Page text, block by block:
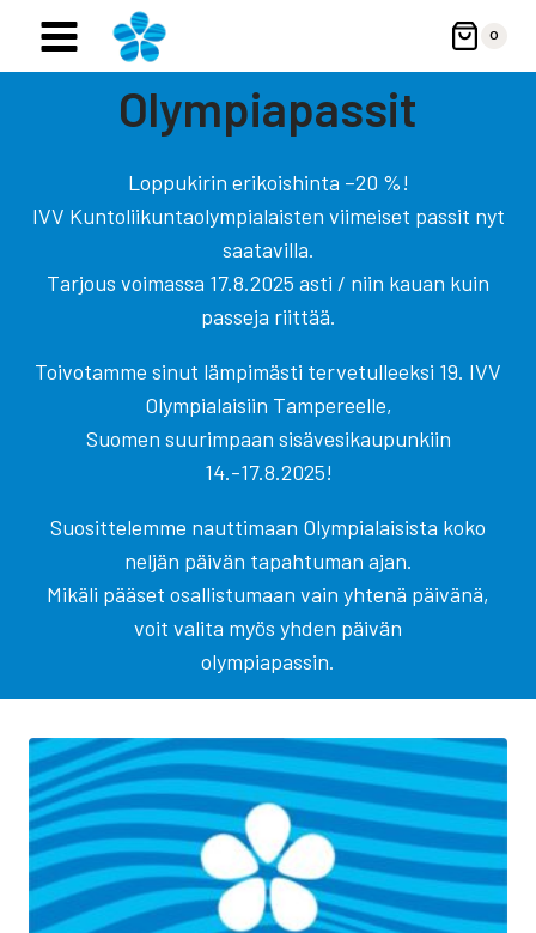
Siirry
sisältöön
0
Olympiapassit
Loppukirin erikoishinta –20 %!
IVV Kuntoliikuntaolympialaisten viimeiset passit nyt
saatavilla.
Tarjous voimassa 17.8.2025 asti / niin kauan kuin
passeja riittää.
Toivotamme sinut lämpimästi tervetulleeksi 19. IVV
Olympialaisiin Tampereelle,
Suomen suurimpaan sisävesikaupunkiin
14.-17.8.2025!
Suosittelemme nauttimaan Olympialaisista koko
neljän päivän tapahtuman ajan.
Mikäli pääset osallistumaan vain yhtenä päivänä,
voit valita myös yhden päivän
olympiapassin.